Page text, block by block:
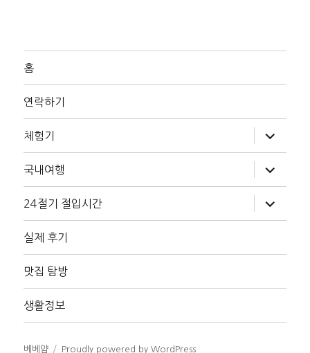
홈
연락하기
체험기
위
메
확
장
국내여행
위
메
확
장
24절기 절입시간
위
메
장
실제 후기
맛집 탐방
생활정보
베베얌 Proudly powered by WordPress